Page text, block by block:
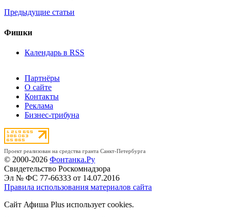
Предыдущие статьи
Фишки
Календарь в RSS
Партнёры
О сайте
Контакты
Реклама
Бизнес-трибуна
Проект реализован на средства гранта Санкт-Петербурга
© 2000-2026 Фонтанка.Ру
Свидетельство Роскомнадзора
Эл № ФС 77-66333 от 14.07.2016
Правила использования материалов сайта
Сайт Афиша Plus использует cookies.